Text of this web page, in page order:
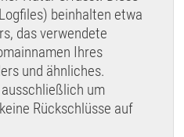
beinhalten etwa
das verwendete
Ihres
und ähnliches.
um
Rückschlüsse auf